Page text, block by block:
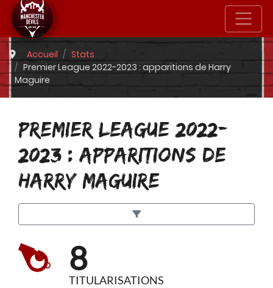
Accueil
Stats
Premier League 2022-2023 : apparitions de Harry
Maguire
PREMIER LEAGUE 2022-
2023 : APPARITIONS DE
HARRY MAGUIRE
8
TITULARISATIONS